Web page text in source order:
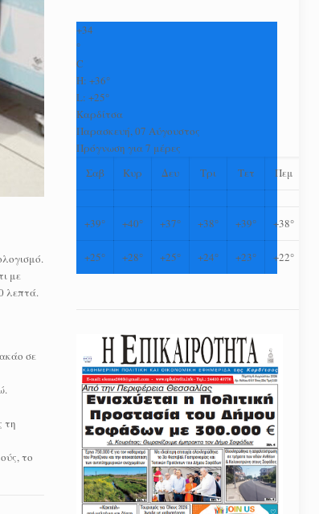
με
λεπτά.
σε
τη
το
+34
°
C
H:+36°
L:+25°
Καρδίτσα
Παρασκευή, 07 Αύγουστος
Πρόγνωση για 7 μέρες
Σαβ
Κυρ Δευ Τρι Τετ Πεμ
+39° +40° +37° +38° +39° +38°
+25° +28° +25° +24° +23° +22°